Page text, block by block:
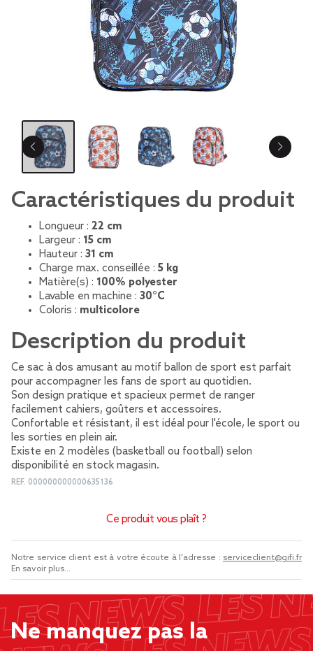
Caractéristiques du produit
Longueur : 22 cm
Largeur : 15 cm
Hauteur : 31 cm
Charge max. conseillée : 5 kg
Matière(s) : 100% polyester
Lavable en machine : 30°C
Coloris : multicolore
Description du produit
Ce sac à dos amusant au motif ballon de sport est parfait
pour accompagner les fans de sport au quotidien.
Son design pratique et spacieux permet de ranger
facilement cahiers, goûters et accessoires.
Confortable et résistant, il est idéal pour l'école, le sport ou
les sorties en plein air.
Existe en 2 modèles (basketball ou football) selon
disponibilité en stock magasin.
REF. 000000000000635136
Ce produit vous plaît ?
Notre service client est à votre écoute à l'adresse : serviceclient@gifi.fr
En savoir plus...
Ne manquez pas la